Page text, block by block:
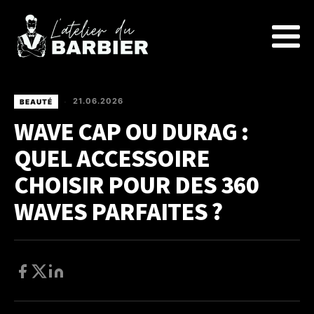
BEAUTÉ 21.06.2026
WAVE CAP OU DURAG :
QUEL ACCESSOIRE
CHOISIR POUR DES 360
WAVES PARFAITES ?